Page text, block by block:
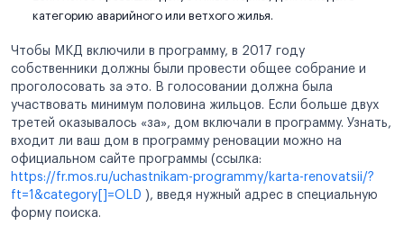
категорию аварийного или ветхого жилья.
Чтобы МКД включили в программу, в 2017 году
собственники должны были провести общее собрание и
проголосовать за это. В голосовании должна была
участвовать минимум половина жильцов. Если больше двух
третей оказывалось «за», дом включали в программу. Узнать,
входит ли ваш дом в программу реновации можно на
официальном сайте программы (ссылка:
https://fr.mos.ru/uchastnikam-programmy/karta-renovatsii/?
ft=1&category[]=OLD ), введя нужный адрес в специальную
форму поиска.